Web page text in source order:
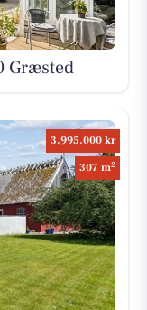
Græsted
3.995.000 kr
307 m2